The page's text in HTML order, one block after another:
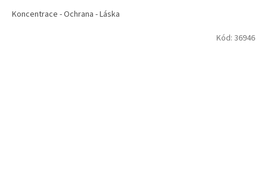
Koncentrace - Ochrana - Láska
Kód: 36946